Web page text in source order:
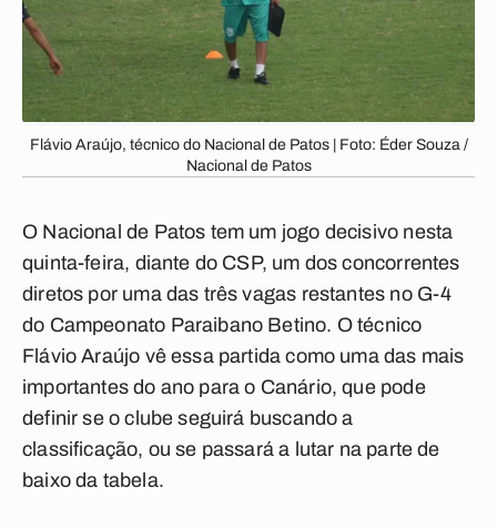
Flávio Araújo, técnico do Nacional de Patos | Foto: Éder Souza /
Nacional de Patos
O Nacional de Patos tem um jogo decisivo nesta
quinta-feira, diante do CSP, um dos concorrentes
diretos por uma das três vagas restantes no G-4
do Campeonato Paraibano Betino. O técnico
Flávio Araújo vê essa partida como uma das mais
importantes do ano para o Canário, que pode
definir se o clube seguirá buscando a
classificação, ou se passará a lutar na parte de
baixo da tabela.